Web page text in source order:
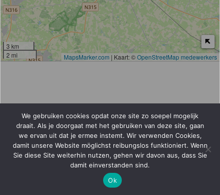
3 km
2 mi
MapsMarker.com | Kaart: ©OpenStreetMap medewerkers
We gebruiken cookies opdat onze site zo soepel mogelijk
draait. Als je doorgaat met het gebruiken van deze site, gaan
we ervan uit dat je ermee instemt. Wir verwenden Cookies,
damit unsere Website möglichst reibungslos funktioniert. Wenn
Sie diese Site weiterhin nutzen, gehen wir davon aus, dass Sie
damit einverstanden sind.
Ok